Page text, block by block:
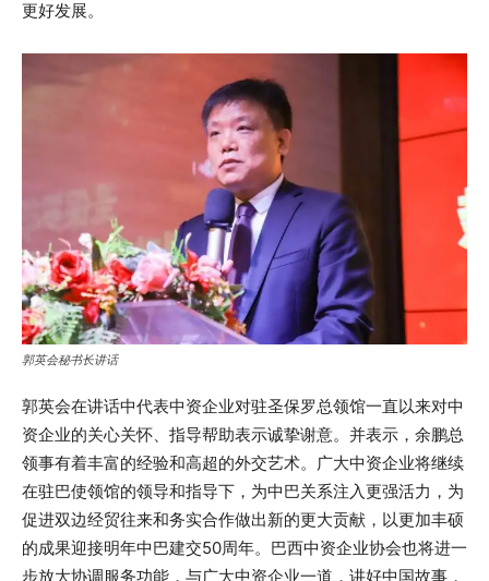
更好发展。
郭英会秘书长讲话
郭英会在讲话中代表中资企业对驻圣保罗总领馆一直以来对中
资企业的关心关怀、指导帮助表示诚挚谢意。并表示，余鹏总
领事有着丰富的经验和高超的外交艺术。广大中资企业将继续
在驻巴使领馆的领导和指导下，为中巴关系注入更强活力，为
促进双边经贸往来和务实合作做出新的更大贡献，以更加丰硕
的成果迎接明年中巴建交50周年。巴西中资企业协会也将进一
步放大协调服务功能，与广大中资企业一道，讲好中国故事，